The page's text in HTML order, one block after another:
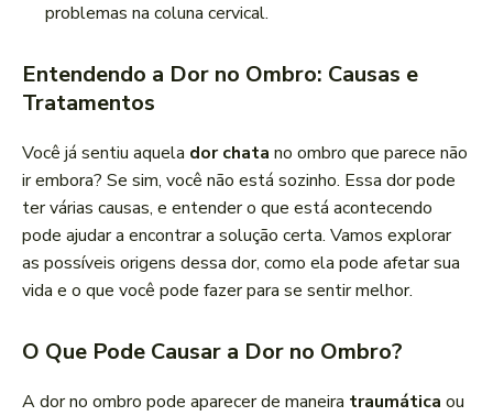
problemas na coluna cervical.
Entendendo a Dor no Ombro: Causas e
Tratamentos
Você já sentiu aquela dor chata no ombro que parece não
ir embora? Se sim, você não está sozinho. Essa dor pode
ter várias causas, e entender o que está acontecendo
pode ajudar a encontrar a solução certa. Vamos explorar
as possíveis origens dessa dor, como ela pode afetar sua
vida e o que você pode fazer para se sentir melhor.
O Que Pode Causar a Dor no Ombro?
A dor no ombro pode aparecer de maneira traumática ou